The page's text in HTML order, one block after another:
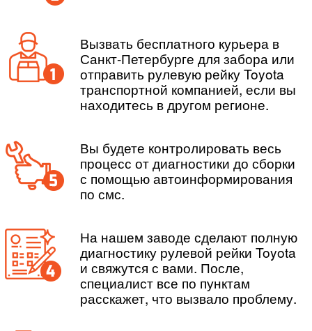
Вызвать бесплатного курьера в
Санкт-Петербурге для забора или
отправить рулевую рейку Toyota
транспортной компанией, если вы
находитесь в другом регионе.
Вы будете контролировать весь
процесс от диагностики до сборки
с помощью автоинформирования
по смс.
На нашем заводе сделают полную
диагностику рулевой рейки Toyota
и свяжутся с вами. После,
специалист все по пунктам
расскажет, что вызвало проблему.